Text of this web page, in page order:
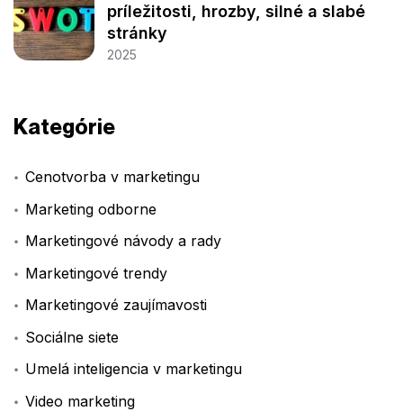
príležitosti, hrozby, silné a slabé
stránky
2025
Kategórie
Cenotvorba v marketingu
Marketing odborne
Marketingové návody a rady
Marketingové trendy
Marketingové zaujímavosti
Sociálne siete
Umelá inteligencia v marketingu
Video marketing